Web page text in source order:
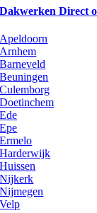
Dakwerken Direct
Apeldoorn
Arnhem
Barneveld
Beuningen
Culemborg
Doetinchem
Ede
Epe
Ermelo
Harderwijk
Huissen
Nijkerk
Nijmegen
Velp